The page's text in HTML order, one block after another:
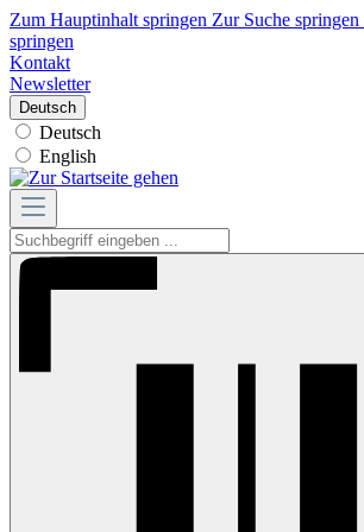
Zum Hauptinhalt springen Zur Suche springen
springen
Kontakt
Newsletter
Deutsch
Deutsch
English